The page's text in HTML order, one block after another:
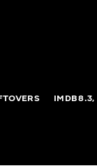
IMDB8.3,